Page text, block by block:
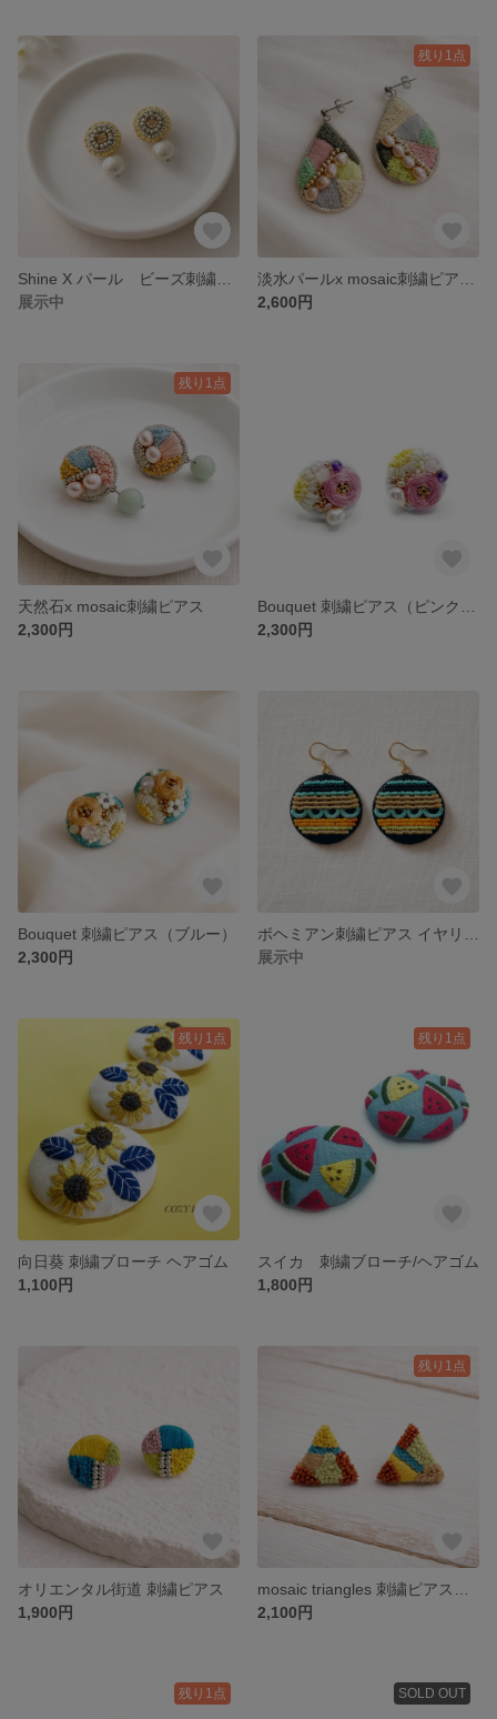
展示中
残り1点
2,600円
残り1点
天然石x mosaic刺繍ピアス
2,300円
2,300円
Bouquet 刺繍ピアス（ブルー）
2,300円
展示中
残り1点
向日葵 刺繍ブローチ ヘアゴム
1,100円
残り1点
スイカ 刺繍ブローチ/ヘアゴム
1,800円
オリエンタル街道 刺繍ピアス
1,900円
残り1点
2,100円
残り1点 SOLD OUT